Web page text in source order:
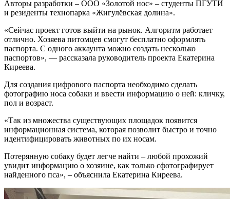
Авторы разработки – ООО «Золотой нос» – студенты ПГУТИ
и резиденты технопарка «Жигулёвская долина».
«Сейчас проект готов выйти на рынок. Алгоритм работает
отлично. Хозяева питомцев смогут бесплатно оформлять
паспорта. С одного аккаунта можно создать несколько
паспортов», — рассказала руководитель проекта Екатерина
Киреева.
Для создания цифрового паспорта необходимо сделать
фотографию носа собаки и ввести информацию о ней: кличку,
пол и возраст.
«Так из множества существующих площадок появится
информационная система, которая позволит быстро и точно
идентифицировать животных по их носам.
Потерянную собаку будет легче найти – любой прохожий
увидит информацию о хозяине, как только сфотографирует
найденного пса», – объяснила Екатерина Киреева.